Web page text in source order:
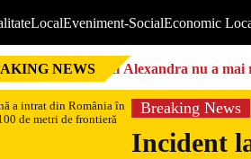
LocalEveniment-SocialEconomic
NEWS Nici Alexandra nu a
Breaking News
Incident